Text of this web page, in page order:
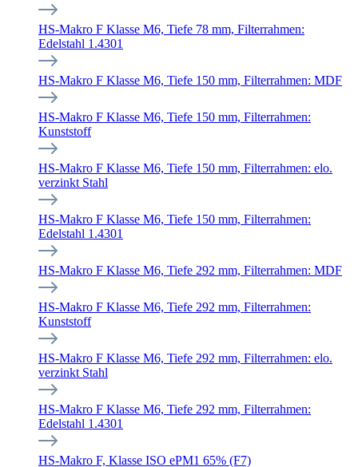
HS-Makro F Klasse M6, Tiefe 78 mm, Filterrahmen:
Edelstahl 1.4301
HS-Makro F Klasse M6, Tiefe 150 mm, Filterrahmen: MDF
HS-Makro F Klasse M6, Tiefe 150 mm, Filterrahmen:
Kunststoff
HS-Makro F Klasse M6, Tiefe 150 mm, Filterrahmen: elo.
verzinkt Stahl
HS-Makro F Klasse M6, Tiefe 150 mm, Filterrahmen:
Edelstahl 1.4301
HS-Makro F Klasse M6, Tiefe 292 mm, Filterrahmen: MDF
HS-Makro F Klasse M6, Tiefe 292 mm, Filterrahmen:
Kunststoff
HS-Makro F Klasse M6, Tiefe 292 mm, Filterrahmen: elo.
verzinkt Stahl
HS-Makro F Klasse M6, Tiefe 292 mm, Filterrahmen:
Edelstahl 1.4301
HS-Makro F, Klasse ISO ePM1 65% (F7)